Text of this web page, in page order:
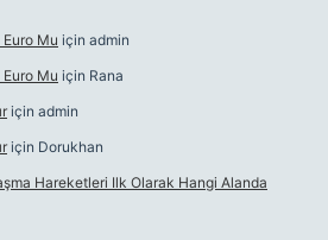
Mu için admin
Mu için Rana
için admin
için Dorukhan
Hareketleri Ilk Olarak Hangi Alanda